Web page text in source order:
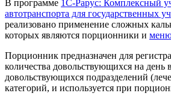
В программе 1С-Рарус: Комплексный
автотранспорта для государственных
реализовано применение сложных
которых являются порционники и
Порционник предназначен для
количества довольствующихся на день
довольствующихся подразделений
категорий, и используется при